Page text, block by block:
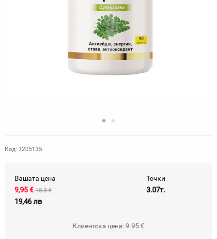
Код: 3205135
Вашата цена
9,95 € 15.3 €
19,46 лв
Точки
3.07т.
Клиентска цена: 9.95 €